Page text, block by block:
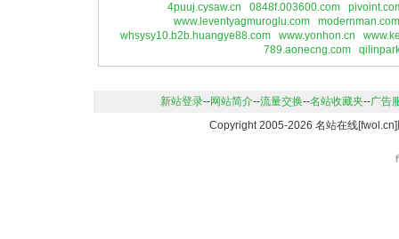
4puuj.cysaw.cn
0848f.003600.com
www.leventyagmuroglu.com
modernman.com
whsysy10.b2b.huangye88.com
www.yonhon.cn
789.aonecng.com
新站登录--网站简介--流量交换--名站收藏夹--广告
Copyright 2005-2026 名站在线